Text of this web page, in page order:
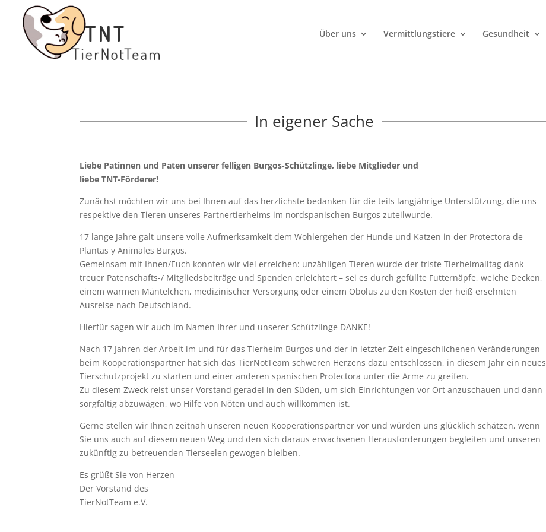
Über uns Vermittlungstiere Gesundheit
In eigener Sache
Liebe Patinnen und Paten unserer felligen Burgos-Schützlinge, liebe Mitglieder und
liebe TNT-Förderer!
Zunächst möchten wir uns bei Ihnen auf das herzlichste bedanken für die teils langjährige Unterstützung, die uns
respektive den Tieren unseres Partnertierheims im nordspanischen Burgos zuteilwurde.
17 lange Jahre galt unsere volle Aufmerksamkeit dem Wohlergehen der Hunde und Katzen in der Protectora de
Plantas y Animales Burgos.
Gemeinsam mit Ihnen/Euch konnten wir viel erreichen: unzähligen Tieren wurde der triste Tierheimalltag dank
treuer Patenschafts-/ Mitgliedsbeiträge und Spenden erleichtert – sei es durch gefüllte Futternäpfe, weiche Decken,
einem warmen Mäntelchen, medizinischer Versorgung oder einem Obolus zu den Kosten der heiß ersehnten
Ausreise nach Deutschland.
Hierfür sagen wir auch im Namen Ihrer und unserer Schützlinge DANKE!
Nach 17 Jahren der Arbeit im und für das Tierheim Burgos und der in letzter Zeit eingeschlichenen Veränderungen
beim Kooperationspartner hat sich das TierNotTeam schweren Herzens dazu entschlossen, in diesem Jahr ein neues
Tierschutzprojekt zu starten und einer anderen spanischen Protectora unter die Arme zu greifen.
Zu diesem Zweck reist unser Vorstand geradei in den Süden, um sich Einrichtungen vor Ort anzuschauen und dann
sorgfältig abzuwägen, wo Hilfe von Nöten und auch willkommen ist.
Gerne stellen wir Ihnen zeitnah unseren neuen Kooperationspartner vor und würden uns glücklich schätzen, wenn
Sie uns auch auf diesem neuen Weg und den sich daraus erwachsenen Herausforderungen begleiten und unseren
zukünftig zu betreuenden Tierseelen gewogen bleiben.
Es grüßt Sie von Herzen
Der Vorstand des
TierNotTeam e.V.